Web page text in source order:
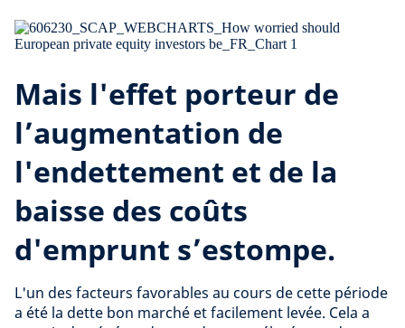
Mais l'effet porteur de
l’augmentation de
l'endettement et de la
baisse des coûts
d'emprunt s’estompe.
L'un des facteurs favorables au cours de cette période
a été la dette bon marché et facilement levée. Cela a